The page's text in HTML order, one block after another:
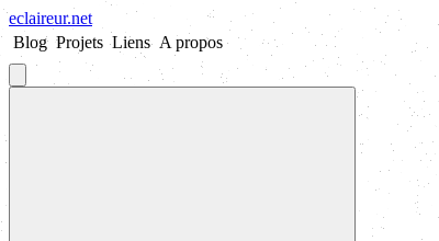
eclaireur.net
Blog Projets Liens A propos